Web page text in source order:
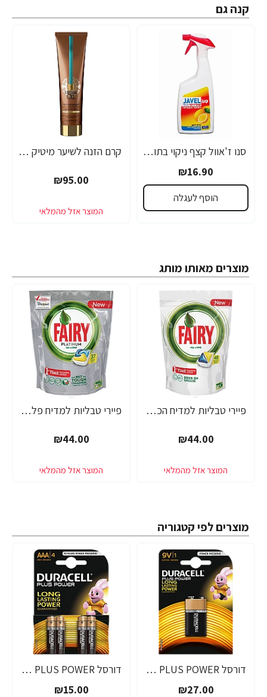
קנה גם
סנו ז'אוול קצף ניקוי בתוספת אקונומיקה לימון - 1 ליטר
₪16.90
הוסף לעגלה
קרם הזנה לשיער מיטיק אויל MYTHIC OIL מקצועי 150 מ"ל - מבית לוריאל פרופסיונל
₪95.00
מוצרים מאותו מותג
פיירי טבליות למדיח הכל באחד 48 יחידות - מבית FAIRY
₪44.00
פיירי טבליות למדיח פלטינום הכל באחד 37 יחידות - מבית FAIRY
₪44.00
מוצרים לפי קטגוריה
דורסל PLUS POWER סוללות 9V אריזת 1 יחידות - מבית Duracell
₪27.00
דורסל PLUS POWER סוללות AAA אריזת 4 יחידות - מבית Duracell
₪15.00